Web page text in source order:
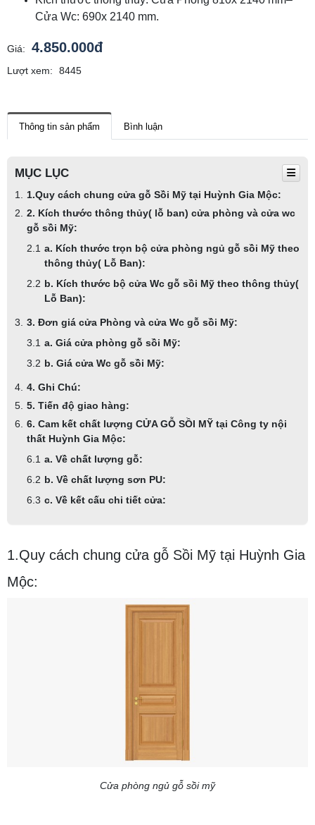
Cửa Wc: 690x 2140 mm.
Giá: 4.850.000đ
Lượt xem: 8445
Thông tin sản phẩm Bình luận
MỤC LỤC
1.Quy cách chung cửa gỗ Sồi Mỹ tại Huỳnh Gia Mộc:
2. Kích thước thông thủy( lỗ ban) cửa phòng và cửa wc
gỗ sồi Mỹ:
a. Kích thước trọn bộ cửa phòng ngủ gỗ sồi Mỹ theo
thông thủy( Lỗ Ban):
b. Kích thước bộ cửa Wc gỗ sồi Mỹ theo thông thủy(
Lỗ Ban):
3. Đơn giá cửa Phòng và cửa Wc gỗ sồi Mỹ:
a. Giá cửa phòng gỗ sồi Mỹ:
b. Giá cửa Wc gỗ sồi Mỹ:
4. Ghi Chú:
5. Tiến độ giao hàng:
6. Cam kết chất lượng CỬA GỖ SỒI MỸ tại Công ty nội
thất Huỳnh Gia Mộc:
a. Về chất lượng gỗ:
b. Về chất lượng sơn PU:
c. Về kết cấu chi tiết cửa:
1.Quy cách chung cửa gỗ Sồi Mỹ tại Huỳnh Gia
Mộc:
Cửa phòng ngủ gỗ sồi mỹ